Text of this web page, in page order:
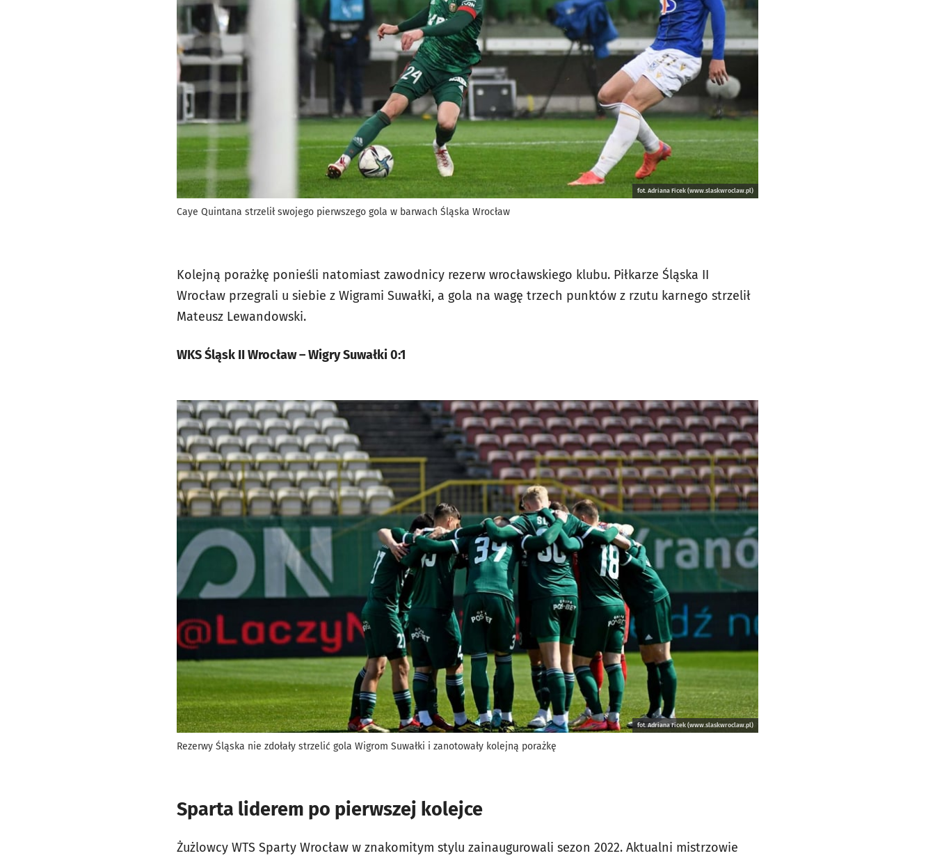
fot. Adriana Ficek (www.slaskwroclaw.pl)
Caye Quintana strzelił swojego pierwszego gola w barwach Śląska Wrocław
Kolejną porażkę ponieśli natomiast zawodnicy rezerw wrocławskiego klubu. Piłkarze Śląska II
Wrocław przegrali u siebie z Wigrami Suwałki, a gola na wagę trzech punktów z rzutu karnego strzelił
Mateusz Lewandowski.
WKS Śląsk II Wrocław – Wigry Suwałki 0:1
fot. Adriana Ficek (www.slaskwroclaw.pl)
Rezerwy Śląska nie zdołały strzelić gola Wigrom Suwałki i zanotowały kolejną porażkę
Sparta liderem po pierwszej kolejce
Żużlowcy WTS Sparty Wrocław w znakomitym stylu zainaugurowali sezon 2022. Aktualni mistrzowie